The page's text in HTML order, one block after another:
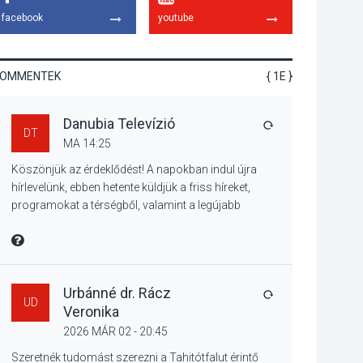
élményt kínálnak a
szabadtéri előadások
Szeptembertől
emelkednek a
gyümölcsök
termésmennyisége
KULTÚRA 2026 AUG 04
facebook youtube
{ 1E }
DT
Danubia Televízió
MA 14:25
Köszönjük az érdeklődést! A napokban indul újra
hírlevelünk, ebben hetente küldjük a friss híreket,
programokat a térségből, valamint a legújabb
Üdvözlettel: a Danubia Televízió csapata
MIRE MONDTA
UD
Urbánné dr. Rácz
Veronika
2026 MÁR 02 - 20:45
Szeretnék tudomást szerezni a Tahitótfalut érintő